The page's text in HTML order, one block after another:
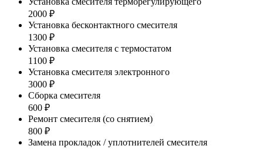
2000 ₽
Установка бесконтактного смесителя
1300 ₽
Установка смесителя с термостатом
1100 ₽
Установка смесителя электронного
3000 ₽
Сборка смесителя
600 ₽
Ремонт смесителя (со снятием)
800 ₽
Замена прокладок / уплотнителей смесителя